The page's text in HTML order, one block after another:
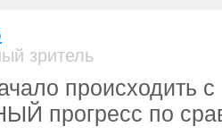
зритель
происходить
прогресс по